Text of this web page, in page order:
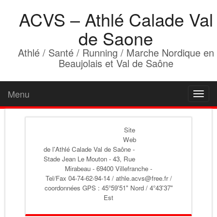
ACVS – Athlé Calade Val
de Saone
Athlé / Santé / Running / Marche Nordique en
Beaujolais et Val de Saône
Menu
Site
Web
de l'Athlé Calade Val de Saône -
Stade Jean Le Mouton - 43, Rue
Mirabeau - 69400 Villefranche -
Tel/Fax 04-74-62-94-14 / athle.acvs@free.fr /
coordonnées GPS : 45°59'51" Nord / 4°43'37"
Est